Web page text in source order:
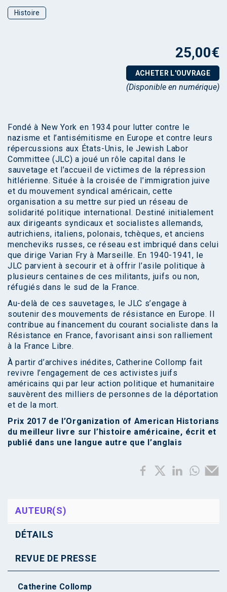
Histoire
25,00€
ACHETER L'OUVRAGE
(Disponible en numérique)
Fondé à New York en 1934 pour lutter contre le
nazisme et l’antisémitisme en Europe et contre leurs
répercussions aux États-Unis, le Jewish Labor
Committee (JLC) a joué un rôle capital dans le
sauvetage et l’accueil de victimes de la répression
hitlérienne. Située à la croisée de l’immigration juive
et du mouvement syndical américain, cette
organisation a su mettre sur pied un réseau de
solidarité politique international. Destiné initialement
aux dirigeants syndicaux et socialistes allemands,
autrichiens, italiens, polonais, tchèques, et anciens
mencheviks russes, ce réseau est imbriqué dans celui
que dirige Varian Fry à Marseille. En 1940-1941, le
JLC parvient à secourir et à offrir l’asile politique à
plusieurs centaines de ces militants, juifs ou non,
réfugiés dans le sud de la France.
Au-delà de ces sauvetages, le JLC s’engage à
soutenir des mouvements de résistance en Europe. Il
contribue au financement du courant socialiste dans la
Résistance en France, favorisant ainsi son ralliement
à la France Libre.
À partir d’archives inédites, Catherine Collomp fait
revivre l’engagement de ces activistes juifs
américains qui par leur action politique et humanitaire
sauvèrent des milliers de personnes de la déportation
et de la mort.
Prix 2017 de l’Organization of American Historians
du meilleur livre sur l’histoire américaine, écrit et
publié dans une langue autre que l’anglais
AUTEUR(S)
DÉTAILS
REVUE DE PRESSE
Catherine Collomp